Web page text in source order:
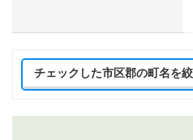
チェックした市区郡の町名を